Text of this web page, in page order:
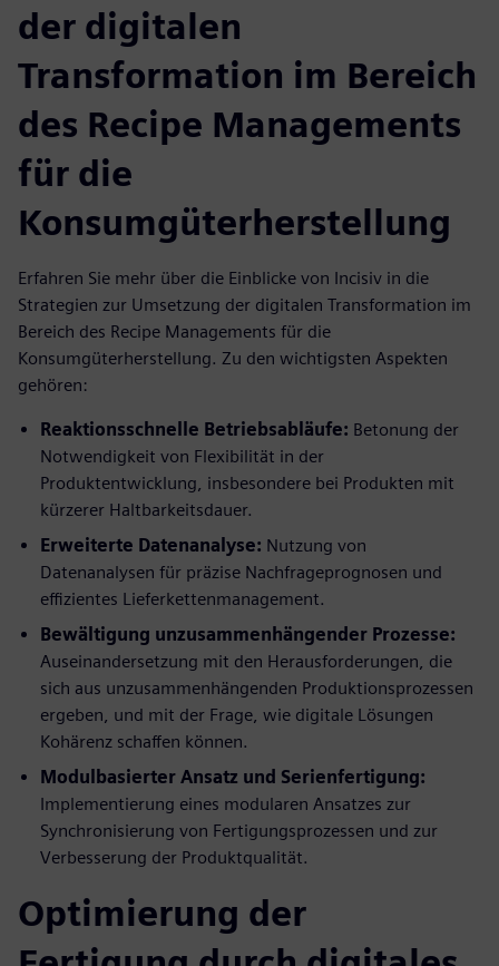
der digitalen
Transformation im Bereich
des Recipe Managements
für die
Konsumgüterherstellung
Erfahren Sie mehr über die Einblicke von Incisiv in die
Strategien zur Umsetzung der digitalen Transformation im
Bereich des Recipe Managements für die
Konsumgüterherstellung. Zu den wichtigsten Aspekten
gehören:
Reaktionsschnelle Betriebsabläufe: Betonung der
Notwendigkeit von Flexibilität in der
Produktentwicklung, insbesondere bei Produkten mit
kürzerer Haltbarkeitsdauer.
Erweiterte Datenanalyse: Nutzung von
Datenanalysen für präzise Nachfrageprognosen und
effizientes Lieferkettenmanagement.
Bewältigung unzusammenhängender Prozesse:
Auseinandersetzung mit den Herausforderungen, die
sich aus unzusammenhängenden Produktionsprozessen
ergeben, und mit der Frage, wie digitale Lösungen
Kohärenz schaffen können.
Modulbasierter Ansatz und Serienfertigung:
Implementierung eines modularen Ansatzes zur
Synchronisierung von Fertigungsprozessen und zur
Verbesserung der Produktqualität.
Optimierung der